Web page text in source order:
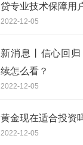
贷专业技术保障用
2022-12-05
新消息丨信心回
续怎么看？
2022-12-05
黄金现在适合投资
2022-12-05